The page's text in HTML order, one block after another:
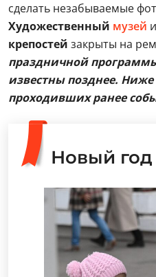
сделать незабываемые
Художественный музей и
крепостей закрыты на
праздничной программы
известны позднее.
проходивших ранее
Новый год